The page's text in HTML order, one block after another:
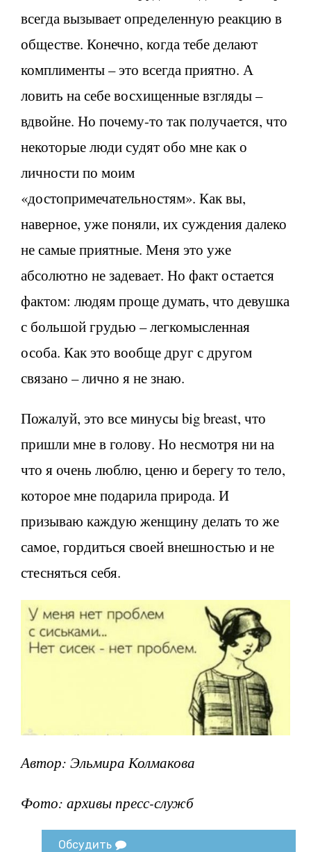
всегда вызывает определенную реакцию в
обществе. Конечно, когда тебе делают
комплименты – это всегда приятно. А
ловить на себе восхищенные взгляды –
вдвойне. Но почему-то так получается, что
некоторые люди судят обо мне как о
личности по моим
«достопримечательностям». Как вы,
наверное, уже поняли, их суждения далеко
не самые приятные. Меня это уже
абсолютно не задевает. Но факт остается
фактом: людям проще думать, что девушка
с большой грудью – легкомысленная
особа. Как это вообще друг с другом
связано – лично я не знаю.
Пожалуй, это все минусы big breast, что
пришли мне в голову. Но несмотря ни на
что я очень люблю, ценю и берегу то тело,
которое мне подарила природа. И
призываю каждую женщину делать то же
самое, гордиться своей внешностью и не
стесняться себя.
Автор: Эльмира Колмакова
Фото: архивы пресс-служб
Обсудить